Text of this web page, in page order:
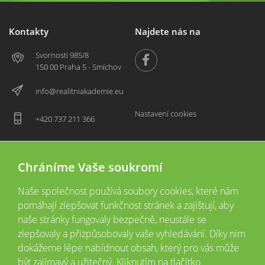
Kontakty
Svornosti 985/8
150 00 Praha 5 - Smíchov
info@realitniakademie.eu
+420 737 211 366
Najdete nás na
Nastavení cookies
2026 © CopyrightVšechna práva vyhrazena
Tyto webové stránky jsou provozovány společností Realitní akademie České
Chráníme Vaše soukromí
Naše společnost používá soubory cookies, které nám
pomáhají zlepšovat funkčnost stránek a zajištují, aby
naše stránky fungovaly bezpečně, neustále se
zlepšovaly a přizpůsobovaly vaše vyhledávání. Díky nim
dokážeme lépe nabídnout obsah, který pro vás může
být zajímavý a užitečný. Kliknutím na tlačítko